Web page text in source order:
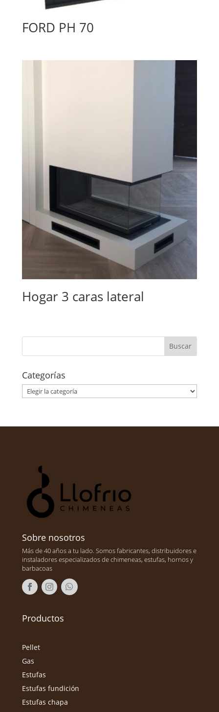
FORD PH 70
Hogar 3 caras lateral
Categorías
Categorías
Sobre nosotros
Más de 40 años a tu lado. Somos fabricantes, distribuidores e
instaladores especializados de chimeneas, estufas, hornos y
barbacoas
Productos
Pellet
Gas
Estufas
Estufas fundición
Estufas chapa